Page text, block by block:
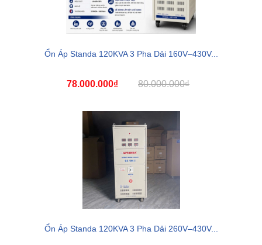
Ổn Áp Standa 120KVA 3 Pha Dải 160V–430V...
78.000.000₫ 80.000.000₫
Ổn Áp Standa 120KVA 3 Pha Dải 260V–430V...